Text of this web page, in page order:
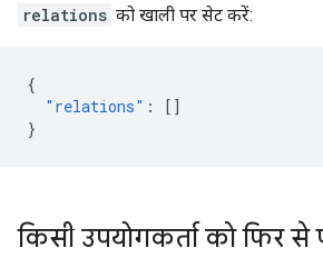
relations को खाली पर सेट करें:
{
"relations" :
[]
}
किसी उपयोगकर्ता को फिर से